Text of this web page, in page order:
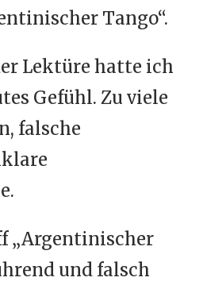
Tango“.
Lektüre hatte ich
Gefühl. Zu viele
falsche
„Argentinischer
und falsch